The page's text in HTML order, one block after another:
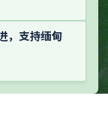
，支持缅甸